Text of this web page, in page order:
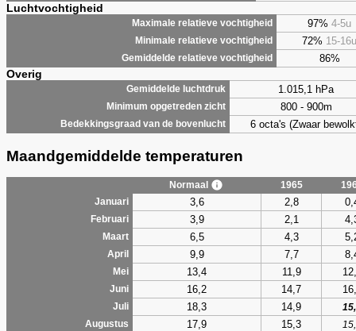
Luchtvochtigheid
Maximale relatieve vochtigheid 97% 4-5u
Minimale relatieve vochtigheid 72% 15-16u
Gemiddelde relatieve vochtigheid 86%
Overig
Gemiddelde luchtdruk 1.015,1 hPa
Minimum opgetreden zicht 800 - 900m
Bedekkingsgraad van de bovenlucht 6 octa's (Zwaar
Maandgemiddelde temperaturen
Normaal 1965
Januari
3,6 2,8
Februari 3,9 2,1
Maart 6,5 4,3
April 9,9 7,7
Mei 13,4 11,9
Juni 16,2 14,7
Juli 18,3 14,9
Augustus
17,9 15,3